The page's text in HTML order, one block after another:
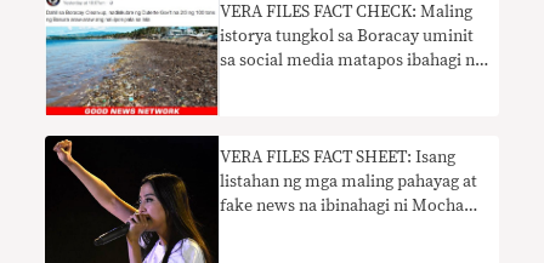
VERA FILES FACT CHECK: Maling
istorya tungkol sa Boracay uminit
sa social media matapos ibahagi ni
​VERA FILES FACT SHEET: Isang
listahan ng mga maling pahayag at
fake news na ibinahagi ni Mocha